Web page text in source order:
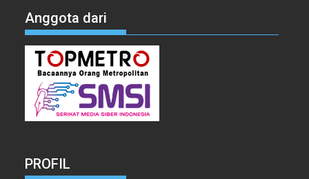
Anggota dari
PROFIL